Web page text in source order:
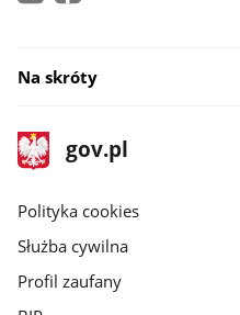
Na skróty
stopka
gov.pl
Strona
gov.pl
gov.pl
Polityka cookies
Służba cywilna
Profil zaufany